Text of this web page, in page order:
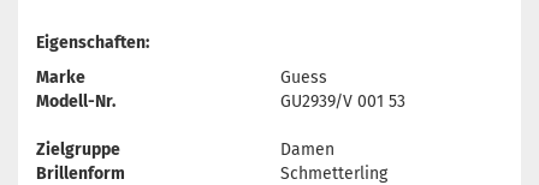
Eigenschaften:
Marke
Guess
Modell-Nr.
GU2939/V 001 53
Zielgruppe
Damen
Brillenform
Schmetterling